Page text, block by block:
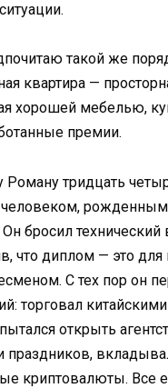
такой же
квартира —
хорошей мебелью,
премии.
тридцать
человеком,
бросил технический
что диплом — это для
С тех пор он
торговал
открыть
праздников,
криптовалюты. Все